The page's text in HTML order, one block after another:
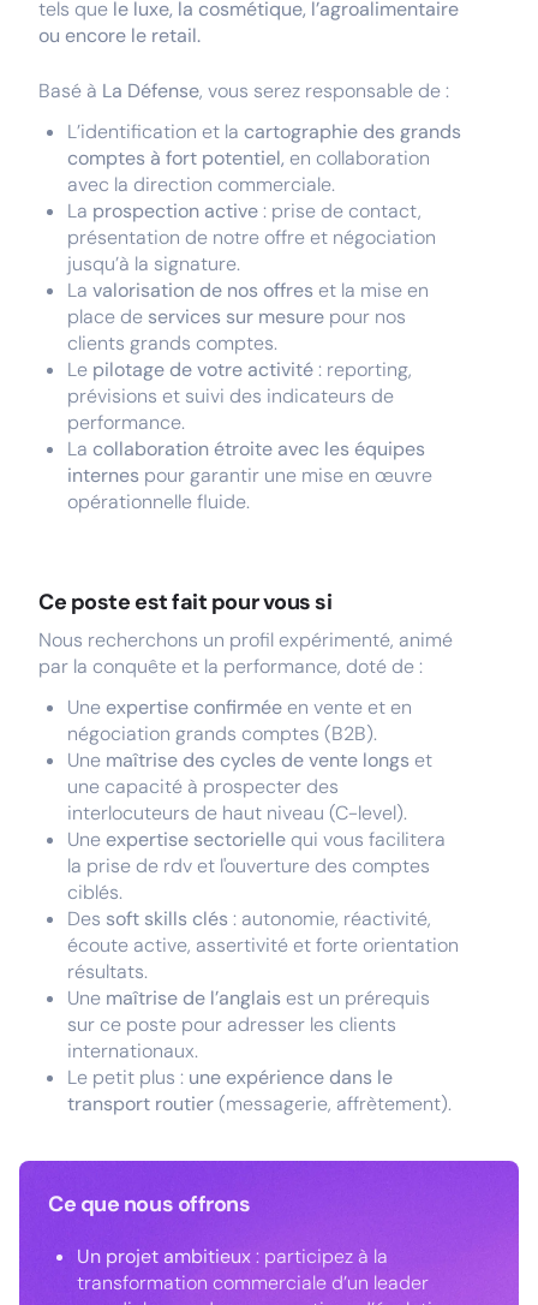
tels que le luxe, la cosmétique, l’agroalimentaire
ou encore le retail.
Basé à La Défense, vous serez responsable de :
L’identification et la cartographie des grands
comptes à fort potentiel, en collaboration
avec la direction commerciale.
La prospection active: prise de contact,
présentation de notre offre et négociation
jusqu’à la signature.
La valorisation de nos offres et la mise en
place de services sur mesure pour nos
clients grands comptes.
Le pilotage de votre activité: reporting,
prévisions et suivi des indicateurs de
performance.
La collaboration étroite avec les équipes
internes pour garantir une mise en œuvre
opérationnelle fluide.
Ce poste est fait pour vous si
Nous recherchons un profil expérimenté, animé
par la conquête et la performance, doté de :
Une expertise confirmée en vente et en
négociation grands comptes (B2B).
Une maîtrise des cycles de vente longs et
une capacité à prospecter des
interlocuteurs de haut niveau (C-level).
Une expertise sectorielle qui vous facilitera
la prise de rdv et l'ouverture des comptes
ciblés.
Des soft skills clés : autonomie, réactivité,
écoute active, assertivité et forte orientation
résultats.
Une maîtrise de l’anglais est un prérequis
sur ce poste pour adresser les clients
internationaux.
Le petit plus : une expérience dans le
transport routier(messagerie, affrètement).
Ce que nous offrons
Un projet ambitieux: participez à la
transformation commerciale d’un leader